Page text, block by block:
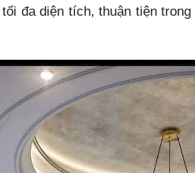
đa diện tích, thuận tiện